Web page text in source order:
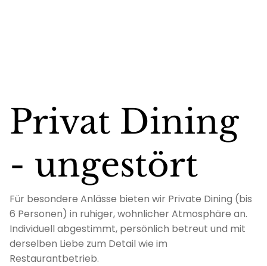
Privat Dining
- ungestört
Für besondere Anlässe bieten wir Private Dining (bis
6 Personen) in ruhiger, wohnlicher Atmosphäre an.
Individuell abgestimmt, persönlich betreut und mit
derselben Liebe zum Detail wie im
Restaurantbetrieb.